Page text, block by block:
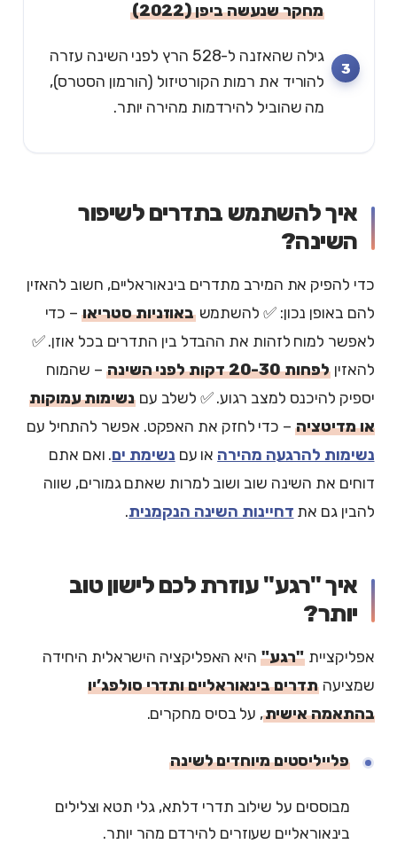
מחקר שנעשה ביפן (2022)
גילה שהאזנה ל-528 הרץ לפני השינה עזרה
להוריד את רמות הקורטיזול (הורמון הסטרס),
מה שהוביל להירדמות מהירה יותר.
איך להשתמש בתדרים לשיפור
השינה?
כדי להפיק את המירב מתדרים בינאוראליים, חשוב להאזין
להם באופן נכון: ✅ להשתמשבאוזניות סטריאו– כדי
לאפשר למוח לזהות את ההבדל בין התדרים בכל אוזן. ✅
להאזין לפחות 20-30 דקות לפני השינה
– שהמוח
יספיק להיכנס למצב רגוע. ✅ לשלב עם נשימות עמוקות
או מדיטציה – כדי לחזק את האפקט. אפשר להתחיל עם
נשימות להרגעה מהירה או עם נשימת ים. ואם אתם
דוחים את השינה שוב ושוב למרות שאתם גמורים, שווה
להבין גם את דחיינות השינה הנקמנית.
איך "רגע" עוזרת לכם לישון טוב
יותר?
אפליקציית "רגע" היא האפליקציה הישראלית היחידה
שמציעה תדרים בינאוראליים ותדרי סולפג’יו
בהתאמה אישית, על בסיס מחקרים.
פלייליסטים מיוחדים לשינה
מבוססים על שילוב תדרי דלתא, גלי תטא וצלילים
בינאוראליים שעוזרים להירדם מהר יותר.